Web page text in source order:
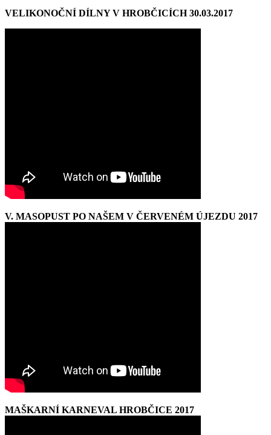
VELIKONOČNÍ DÍLNY V HROBČICÍCH 30.03.2017
V. MASOPUST PO NAŠEM V ČERVENÉM ÚJEZDU 2017
MAŠKARNÍ KARNEVAL HROBČICE 2017